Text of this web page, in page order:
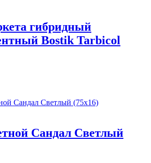
гибридный
Bostik Tarbicol
Сандал Светлый